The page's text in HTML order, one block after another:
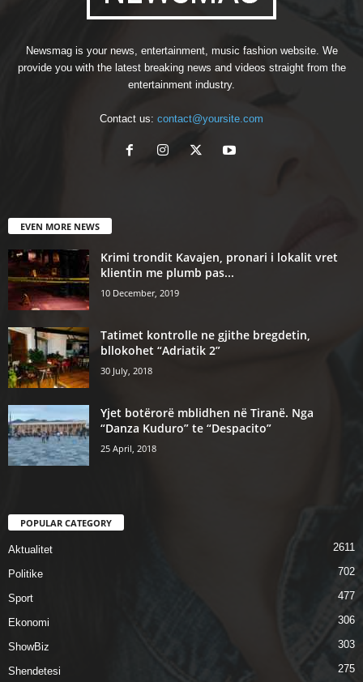
Newsmag is your news, entertainment, music fashion website. We
provide you with the latest breaking news and videos straight from the
entertainment industry.
Contact us: contact@yoursite.com
EVEN MORE NEWS
Krimi trondit Kavajen, pronari i lokalit vret
klientin me plumb pas...
10 December, 2019
Tatimet kontrolle ne gjithe bregdetin,
bllokohet “Adriatik 2”
30 July, 2018
Yjet botërorë mblidhen në Tiranë. Nga
“Danza Kuduro” te “Despacito”
25 April, 2018
POPULAR CATEGORY
Aktualitet 2611
Politike 702
Sport 477
Ekonomi 306
ShowBiz 303
Shendetesi 275